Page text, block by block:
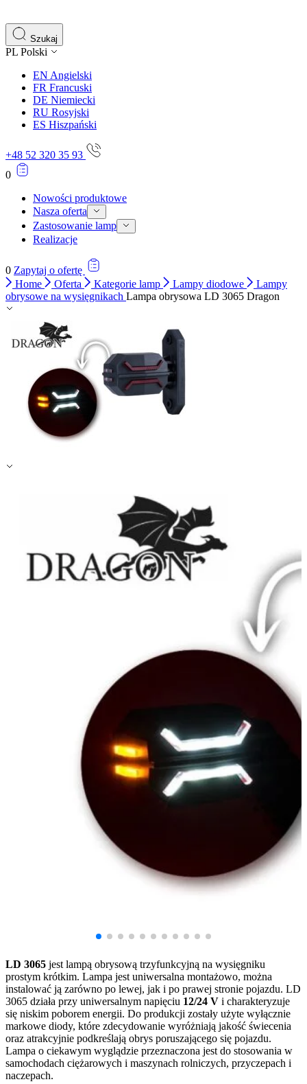
Szukaj
PL Polski
EN Angielski
FR Francuski
DE Niemiecki
RU Rosyjski
ES Hiszpański
+48 52 320 35 93
0
Nowości produktowe
Nasza oferta
Zastosowanie lamp
Realizacje
0 Zapytaj o ofertę
Home
Oferta Kategorie lamp Lampy diodowe
Lampy
obrysowe na wysięgnikach Lampa obrysowa LD 3065 Dragon
LD 3065 jest lampą obrysową trzyfunkcyjną na wysięgniku
prostym krótkim. Lampa jest uniwersalna montażowo, można
instalować ją zarówno po lewej, jak i po prawej stronie pojazdu. LD
3065 działa przy uniwersalnym napięciu 12/24 V i charakteryzuje
się niskim poborem energii. Do produkcji zostały użyte wyłącznie
markowe diody, które zdecydowanie wyróżniają jakość świecenia
oraz atrakcyjnie podkreślają obrys poruszającego się pojazdu.
Lampa o ciekawym wyglądzie przeznaczona jest do stosowania w
samochodach ciężarowych i maszynach rolniczych, przyczepach i
naczepach.
istotne i interesujące dla poszczególnych użytkowników
Nieklasyfikowane
Nieklasyfikowane pliki cookie, to pliki, które są w